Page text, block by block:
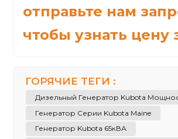
отправьте нам
чтобы узнать цену
ГОРЯЧИЕ ТЕГИ :
Дизельный Генератор Kubota
Генератор Серии Kubota Maine
Генератор Kubota 65кВА